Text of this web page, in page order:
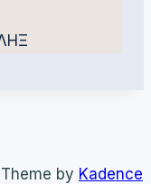
by Kadence